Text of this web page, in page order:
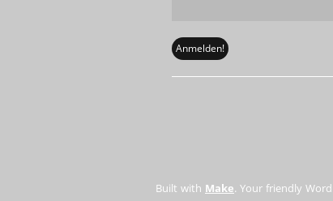
Built with Make. Your friendly